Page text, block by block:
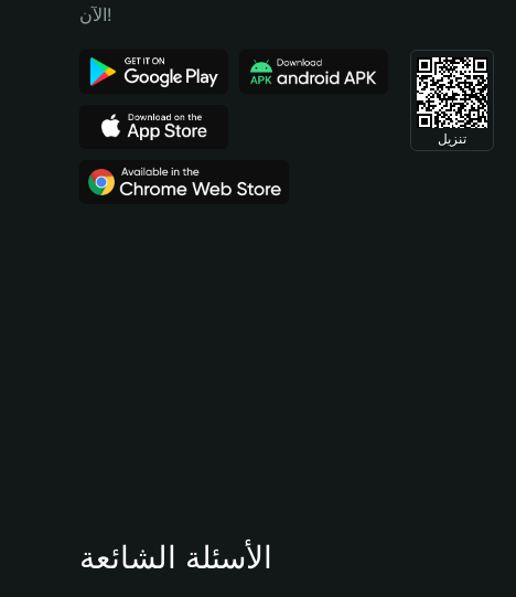
Português (Brasil)
الآن!
تنزيل
الأسئلة الشائعة